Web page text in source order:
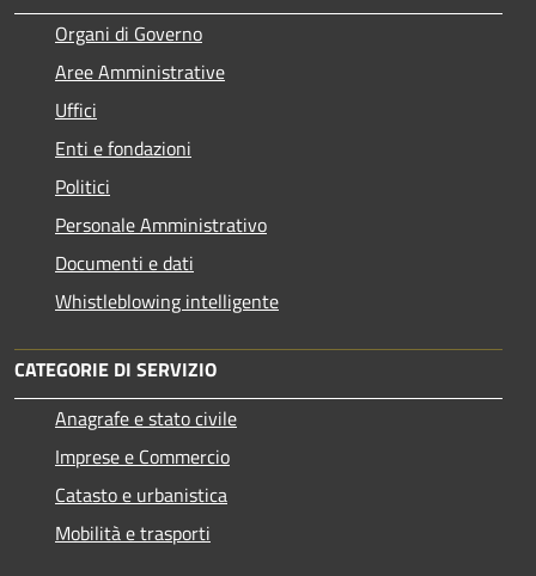
Organi di Governo
Aree Amministrative
Uffici
Enti e fondazioni
Politici
Personale Amministrativo
Documenti e dati
Whistleblowing intelligente
CATEGORIE DI SERVIZIO
Anagrafe e stato civile
Imprese e Commercio
Catasto e urbanistica
Mobilità e trasporti